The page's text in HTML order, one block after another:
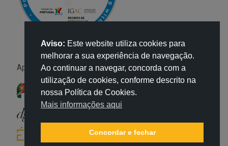
Apoio:
Aviso: Este website utiliza cookies para
melhorar a sua experiência de navegação.
Ao continuar a navegar, concorda com a
utilização de cookies, conforme descrito na
nossa Política de Cookies.
Mais informações aqui
Concordar e fechar